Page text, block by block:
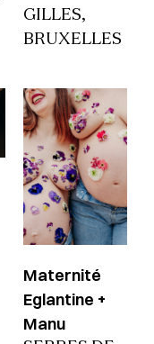
GILLES,
BRUXELLES
Maternité
Eglantine +
Manu